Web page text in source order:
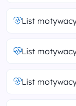
List
List
List